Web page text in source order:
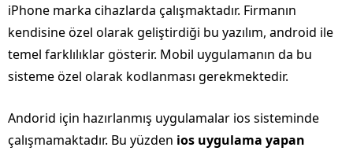
iPhone marka cihazlarda çalışmaktadır. Firmanın
kendisine özel olarak geliştirdiği bu yazılım, android ile
temel farklılıklar gösterir. Mobil uygulamanın da bu
sisteme özel olarak kodlanması gerekmektedir.
Andorid için hazırlanmış uygulamalar ios sisteminde
çalışmamaktadır. Bu yüzden ios uygulama yapan